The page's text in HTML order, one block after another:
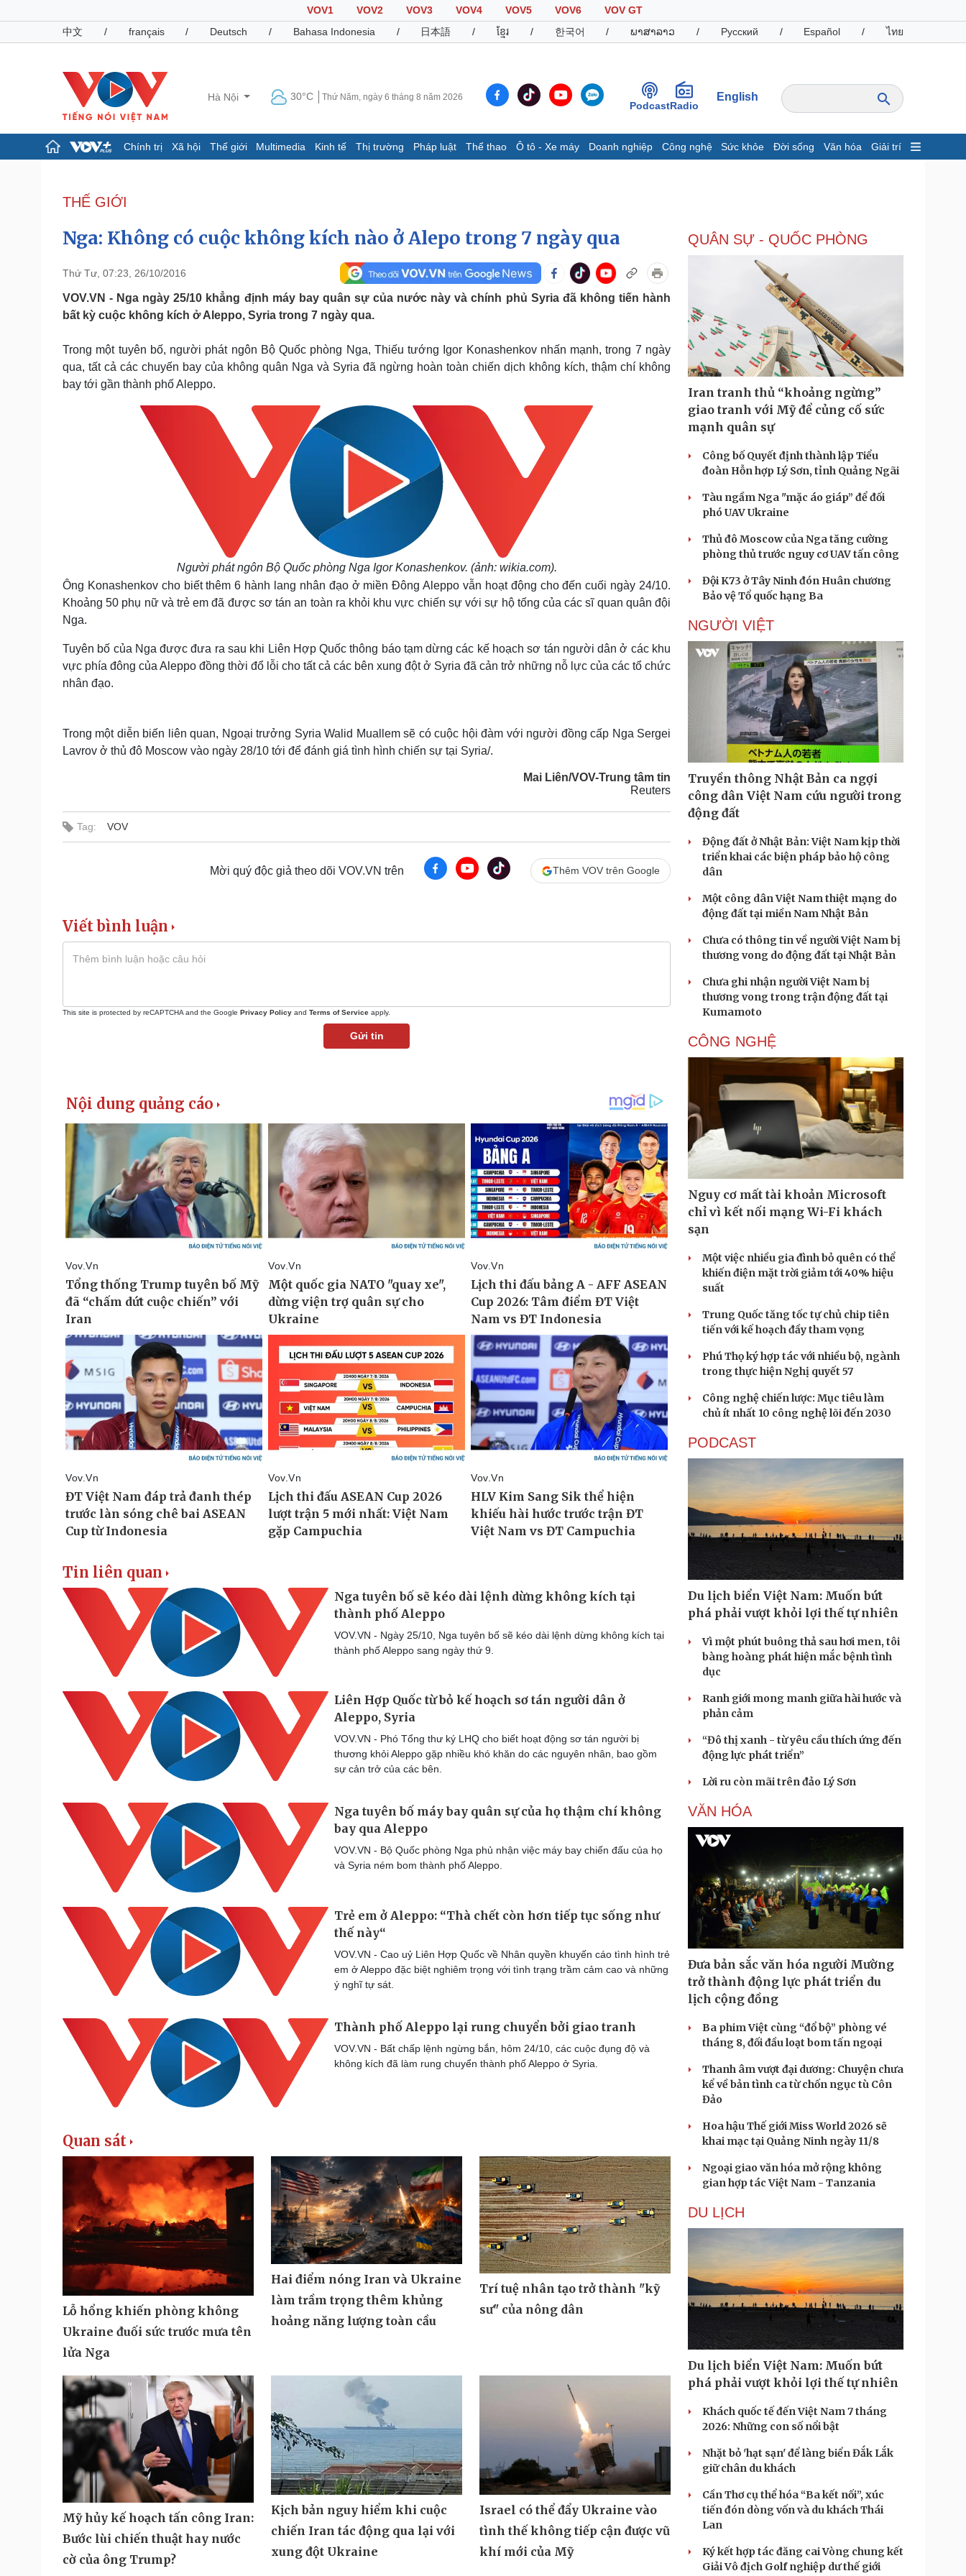
VOV1 VOV2 VOV3 VOV4 VOV5 VOV6
VOV GT
中文
/ français / Deutsch / Bahasa Indonesia / 日本語 / ខ្មែរ / 한국어 / ພາສາລາວ / Русский / Español / ไทย
Hà Nội 30°C Thứ Năm, ngày 6 tháng 8 năm 2026
PodcastRadio
English
Chính trị Xã hội Thế giới Multimedia Kinh tế Thị trường Pháp luật Thể thao Ô tô - Xe máy Doanh nghiệp Công nghệ Sức khỏe Đời sống Văn hóa Giải trí
Đảng
Tổ chức nhân sự
Nhận diện sự thật
Dấu ấn VOV
Infographic
Chứng khoán
Pháp luật
Vụ án
Tư vấn luật
Quân sự - Quốc phòng
Vũ khí
Phân tích
Thể thao
Bóng đá
Thế giới thể thao
eSports
Hậu trường
Ô tô - Xe máy
Tư vấn
Doanh nghiệp
Thông tin doanh nghiệp
Doanh nghiệp 24h
Doanh nhân
Vì cộng đồng
Công nghệ
Sành điệu
Tin Công nghệ
Trải nghiệm
Chuyển đổi số
Dinh dưỡng - món ngon
Nhà đẹp
Blog
Tình yêu - Gia đình
Sân khấu - Điện ảnh
Âm nhạc
Di sản
Nghệ sĩ
Thời trang
Sao Việt
Podcast
Câu chuyện thời sự
Cửa sổ tình yêu
Kể chuyện cho bé
Hạt giống tâm hồn
THẾ GIỚI
Nga: Không có cuộc không kích nào ở Alepo trong 7 ngày qua
Thứ Tư, 07:23, 26/10/2016
VOV.VN - Nga ngày 25/10 khẳng định máy bay quân sự của nước này và chính phủ Syria đã không tiến hành
bất kỳ cuộc không kích ở Aleppo, Syria trong 7 ngày qua.
Trong một tuyên bố, người phát ngôn Bộ Quốc phòng Nga, Thiếu tướng Igor Konashenkov nhấn mạnh, trong 7 ngày
qua, tất cả các chuyến bay của không quân Nga và Syria đã ngừng hoàn toàn chiến dịch không kích, thậm chí không
bay tới gần thành phố Aleppo.
Người phát ngôn Bộ Quốc phòng Nga Igor Konashenkov. (ảnh: wikia.com).
Ông Konashenkov cho biết thêm 6 hành lang nhân đạo ở miền Đông Aleppo vẫn hoạt động cho đến cuối ngày 24/10.
Khoảng 50 phụ nữ và trẻ em đã được sơ tán an toàn ra khỏi khu vực chiến sự với sự hộ tống của các sĩ quan quân đội
Nga.
Tuyên bố của Nga được đưa ra sau khi Liên Hợp Quốc thông báo tạm dừng các kế hoạch sơ tán người dân ở các khu
vực phía đông của Aleppo đồng thời đổ lỗi cho tất cả các bên xung đột ở Syria đã cản trở những nỗ lực của các tổ chức
nhân đạo.
Trong một diễn biến liên quan, Ngoại trưởng Syria Walid Muallem sẽ có cuộc hội đàm với người đồng cấp Nga Sergei
Lavrov ở thủ đô Moscow vào ngày 28/10 tới để đánh giá tình hình chiến sự tại Syria/.
Mai Liên/VOV-Trung tâm tin
Reuters
Tag: VOV
Mời quý độc giả theo dõi VOV.VN trên Thêm VOV trên Google
Viết bình luận
This site is protected by reCAPTCHA and the Google Privacy Policy and Terms of Service apply.
Gửi tin
Tin liên quan
Nga tuyên bố sẽ kéo dài lệnh dừng không kích tại
thành phố Aleppo
VOV.VN - Ngày 25/10, Nga tuyên bố sẽ kéo dài lệnh dừng không kích tại
thành phố Aleppo sang ngày thứ 9.
Liên Hợp Quốc từ bỏ kế hoạch sơ tán người dân ở
Aleppo, Syria
VOV.VN - Phó Tổng thư ký LHQ cho biết hoạt động sơ tán người bị
thương khỏi Aleppo gặp nhiều khó khăn do các nguyên nhân, bao gồm
sự cản trở của các bên.
Nga tuyên bố máy bay quân sự của họ thậm chí không
bay qua Aleppo
VOV.VN - Bộ Quốc phòng Nga phủ nhận việc máy bay chiến đấu của họ
và Syria ném bom thành phố Aleppo.
Trẻ em ở Aleppo: “Thà chết còn hơn tiếp tục sống như
thế này“
VOV.VN - Cao uỷ Liên Hợp Quốc về Nhân quyền khuyến cáo tình hình trẻ
em ở Aleppo đặc biệt nghiêm trọng với tình trạng trầm cảm cao và những
ý nghĩ tự sát.
Thành phố Aleppo lại rung chuyển bởi giao tranh
VOV.VN - Bất chấp lệnh ngừng bắn, hôm 24/10, các cuộc đụng độ và
không kích đã làm rung chuyển thành phố Aleppo ở Syria.
Quan sát
Lỗ hổng khiến phòng không
Ukraine đuối sức trước mưa tên
lửa Nga
Hai điểm nóng Iran và Ukraine
làm trầm trọng thêm khủng
hoảng năng lượng toàn cầu
Trí tuệ nhân tạo trở thành "kỹ
sư" của nông dân
Mỹ hủy kế hoạch tấn công Iran:
Bước lùi chiến thuật hay nước
cờ của ông Trump?
Kịch bản nguy hiểm khi cuộc
chiến Iran tác động qua lại với
xung đột Ukraine
Israel có thể đẩy Ukraine vào
tình thế không tiếp cận được vũ
khí mới của Mỹ
QUÂN SỰ - QUỐC PHÒNG
Iran tranh thủ “khoảng ngừng”
giao tranh với Mỹ để củng cố sức
mạnh quân sự
Công bố Quyết định thành lập Tiểu
đoàn Hỗn hợp Lý Sơn, tỉnh Quảng Ngãi
Tàu ngầm Nga "mặc áo giáp” để đối
phó UAV Ukraine
Thủ đô Moscow của Nga tăng cường
phòng thủ trước nguy cơ UAV tấn công
Đội K73 ở Tây Ninh đón Huân chương
Bảo vệ Tổ quốc hạng Ba
NGƯỜI VIỆT
Truyền thông Nhật Bản ca ngợi
công dân Việt Nam cứu người trong
động đất
Động đất ở Nhật Bản: Việt Nam kịp thời
triển khai các biện pháp bảo hộ công
dân
Một công dân Việt Nam thiệt mạng do
động đất tại miền Nam Nhật Bản
Chưa có thông tin về người Việt Nam bị
thương vong do động đất tại Nhật Bản
Chưa ghi nhận người Việt Nam bị
thương vong trong trận động đất tại
Kumamoto
CÔNG NGHỆ
Nguy cơ mất tài khoản Microsoft
chỉ vì kết nối mạng Wi-Fi khách
sạn
Một việc nhiều gia đình bỏ quên có thể
khiến điện mặt trời giảm tới 40% hiệu
suất
Trung Quốc tăng tốc tự chủ chip tiên
tiến với kế hoạch đầy tham vọng
Phú Thọ ký hợp tác với nhiều bộ, ngành
trong thực hiện Nghị quyết 57
Công nghệ chiến lược: Mục tiêu làm
chủ ít nhất 10 công nghệ lõi đến 2030
PODCAST
Du lịch biển Việt Nam: Muốn bứt
phá phải vượt khỏi lợi thế tự nhiên
Vì một phút buông thả sau hơi men, tôi
bàng hoàng phát hiện mắc bệnh tình
dục
Ranh giới mong manh giữa hài hước và
phản cảm
“Đô thị xanh - từ yêu cầu thích ứng đến
động lực phát triển”
Lời ru còn mãi trên đảo Lý Sơn
VĂN HÓA
Đưa bản sắc văn hóa người Mường
trở thành động lực phát triển du
lịch cộng đồng
Ba phim Việt cùng “đổ bộ” phòng vé
tháng 8, đối đầu loạt bom tấn ngoại
Thanh âm vượt đại dương: Chuyện chưa
kể về bản tình ca từ chốn ngục tù Côn
Đảo
Hoa hậu Thế giới Miss World 2026 sẽ
khai mạc tại Quảng Ninh ngày 11/8
Ngoại giao văn hóa mở rộng không
gian hợp tác Việt Nam - Tanzania
DU LỊCH
Du lịch biển Việt Nam: Muốn bứt
phá phải vượt khỏi lợi thế tự nhiên
Khách quốc tế đến Việt Nam 7 tháng
2026: Những con số nổi bật
Nhặt bỏ 'hạt sạn' để làng biển Đắk Lắk
giữ chân du khách
Cần Thơ cụ thể hóa “Ba kết nối”, xúc
tiến đón dòng vốn và du khách Thái
Lan
Ký kết hợp tác đăng cai Vòng chung kết
Giải Vô địch Golf nghiệp dư thế giới